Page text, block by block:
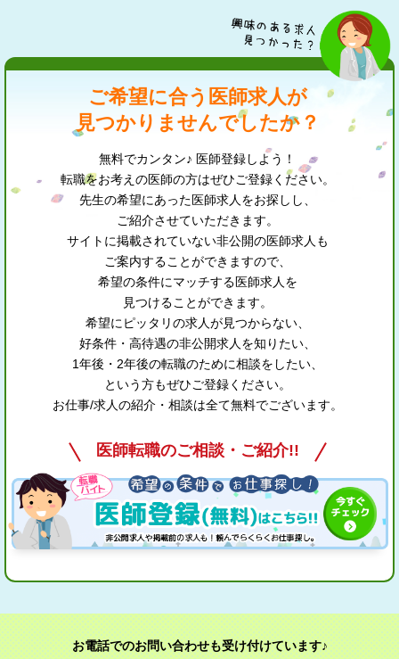
ご希望に合う医師求人が
見つかりませんでしたか？
無料でカンタン♪ 医師登録しよう！
転職をお考えの医師の方はぜひご登録ください。
先生の希望にあった医師求人をお探しし、
ご紹介させていただきます。
サイトに掲載されていない非公開の医師求人も
ご案内することができますので、
希望の条件にマッチする医師求人を
見つけることができます。
希望にピッタリの求人が見つからない、
好条件・高待遇の非公開求人を知りたい、
1年後・2年後の転職のために相談をしたい、
という方もぜひご登録ください。
お仕事/求人の紹介・相談は全て無料でございます。
医師転職のご相談・ご紹介!!
お電話でのお問い合わせも受け付けています♪